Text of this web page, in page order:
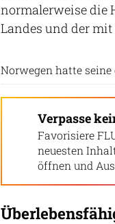
normalerweise die
Landes und der mit
Norwegen hatte seine
Verpasse
Favorisiere
neuesten
öffnen und